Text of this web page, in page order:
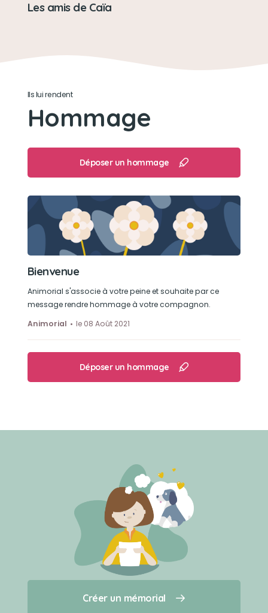
Créer un mémorial
Qui sommes-nous ?
Balle de tennis
Les amis de Caïa
Ils lui rendent
Hommage
Déposer un hommage
Bienvenue
Animorial s'associe à votre peine et souhaite par ce
message rendre hommage à votre compagnon.
Animorial
le 08 Août 2021
Déposer un hommage
Créer un mémorial